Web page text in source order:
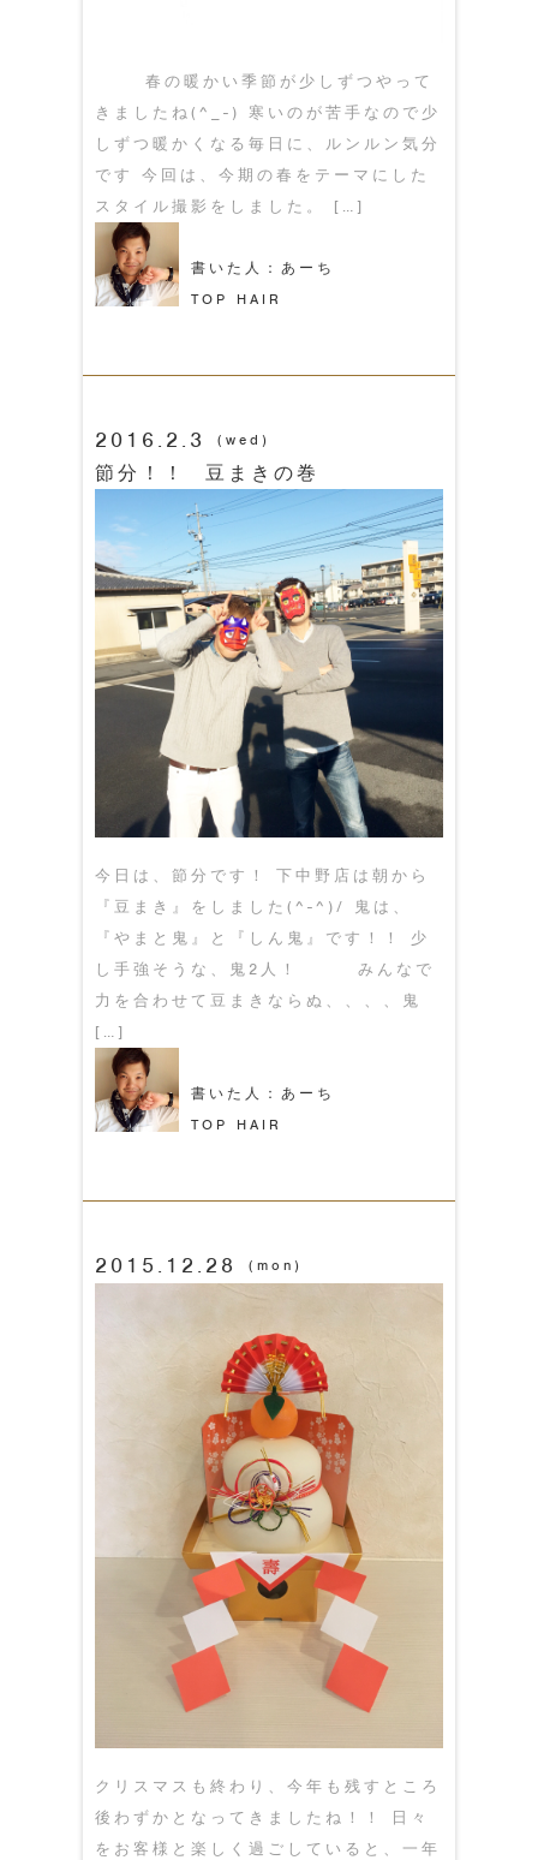
春の暖かい季節が少しずつやって
きましたね(^_-) 寒いのが苦手なので少
しずつ暖かくなる毎日に、ルンルン気分
です 今回は、今期の春をテーマにした
スタイル撮影をしました。 […]
書いた人：あーち
TOP HAIR
2016.2.3 (wed)
節分！！ 豆まきの巻
今日は、節分です！ 下中野店は朝から
『豆まき』をしました(^-^)/ 鬼は、
『やまと鬼』と『しん鬼』です！！ 少
し手強そうな、鬼2人！ みんなで
力を合わせて豆まきならぬ、、、、鬼
[…]
書いた人：あーち
TOP HAIR
2015.12.28 (mon)
クリスマスも終わり、今年も残すところ
後わずかとなってきましたね！！ 日々
をお客様と楽しく過ごしていると、一年